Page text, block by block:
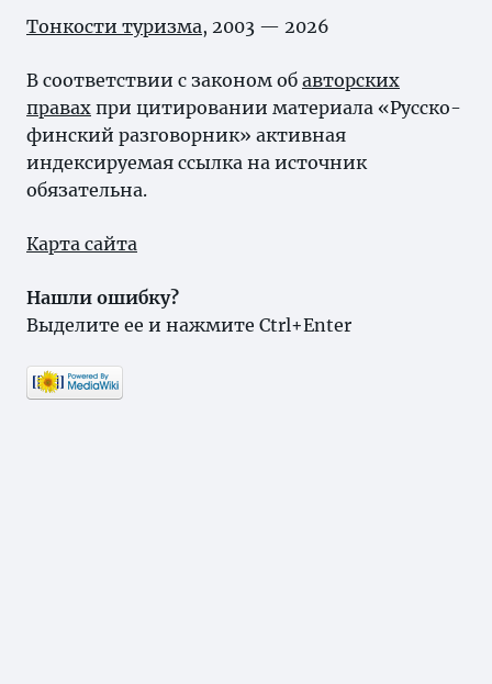
Тонкости туризма, 2003 — 2026
В соответствии с законом об авторских
правах при цитировании материала «Русско-
финский разговорник» активная
индексируемая ссылка на источник
обязательна.
Карта сайта
Нашли ошибку?
Выделите ее и нажмите Ctrl+Enter